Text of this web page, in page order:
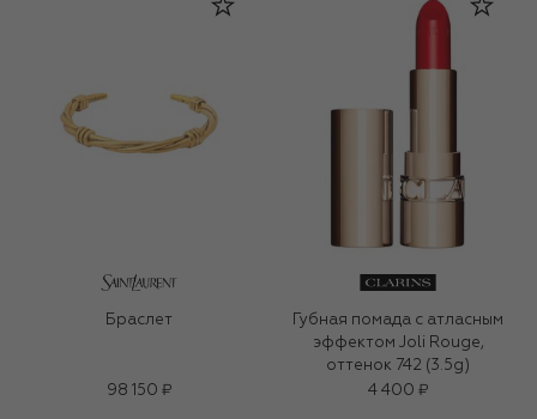
Браслет
98 150 ₽
Губная помада с атласным
эффектом Joli Rouge,
оттенок 742 (3.5g)
4 400 ₽